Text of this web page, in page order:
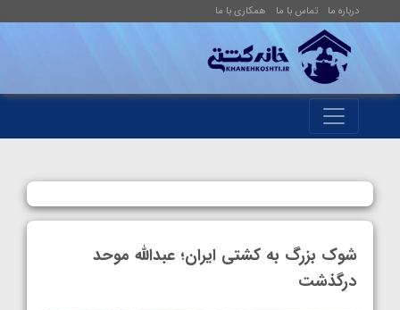
درباره ما تماس با ما همکاری با ما
شوک بزرگ به کشتی ایران؛ عبدالله موحد
درگذشت